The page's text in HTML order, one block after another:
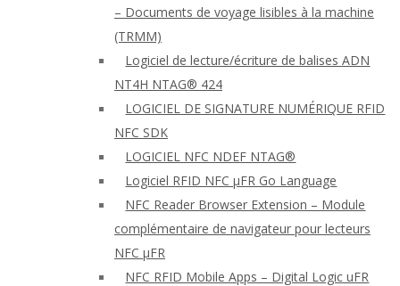
– Documents de voyage lisibles à la machine
(TRMM)
Logiciel de lecture/écriture de balises ADN
NT4H NTAG® 424
LOGICIEL DE SIGNATURE NUMÉRIQUE RFID
NFC SDK
LOGICIEL NFC NDEF NTAG®
Logiciel RFID NFC μFR Go Language
NFC Reader Browser Extension – Module
complémentaire de navigateur pour lecteurs
NFC μFR
NFC RFID Mobile Apps – Digital Logic uFR